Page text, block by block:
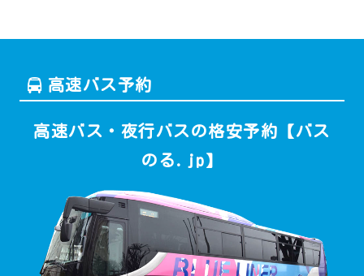
高速バス予約
高速バス・夜行バスの格安予約【バス
のる.jp】